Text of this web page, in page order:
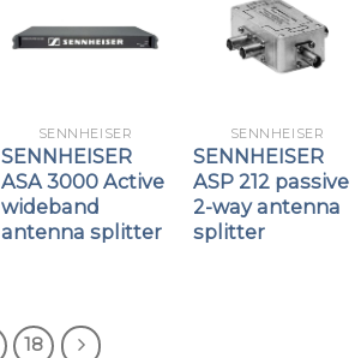
SENNHEISER
SENNHEISER
ASA 3000 Active
wideband
antenna splitter
SENNHEISER
SENNHEISER
ASP 212 passive
2-way antenna
splitter
18